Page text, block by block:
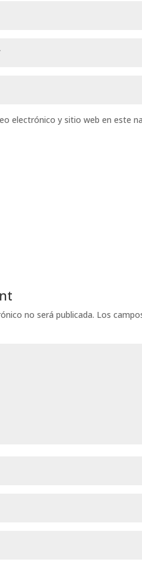
electrónico y sitio web en este
no será publicada. Los